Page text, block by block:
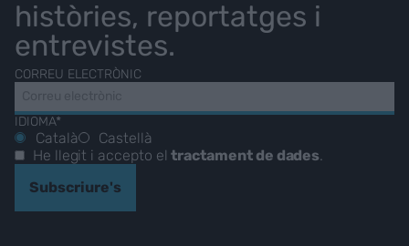
històries, reportatges i
entrevistes.
CORREU ELECTRÒNIC
IDIOMA*
Català
Castellà
He llegit i accepto eltractament de dades.
Subscriure's